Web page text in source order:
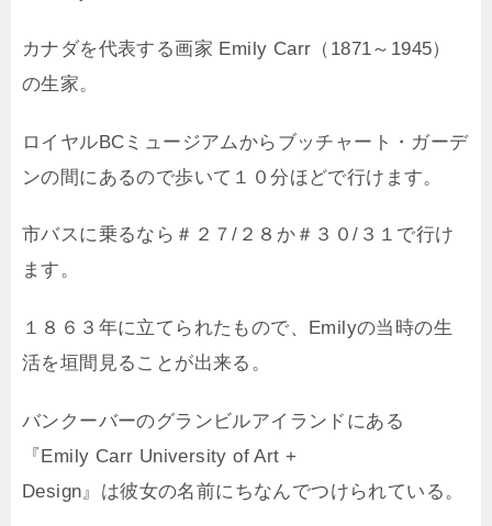
カナダを代表する画家 Emily Carr（1871～1945）
の生家。
ロイヤルBCミュージアムからブッチャート・ガーデ
ンの間にあるので歩いて１０分ほどで行けます。
市バスに乗るなら＃２７/２８か＃３０/３１で行け
ます。
１８６３年に立てられたもので、Emilyの当時の生
活を垣間見ることが出来る。
バンクーバーのグランビルアイランドにある
『Emily Carr University of Art +
Design』は彼女の名前にちなんでつけられている。